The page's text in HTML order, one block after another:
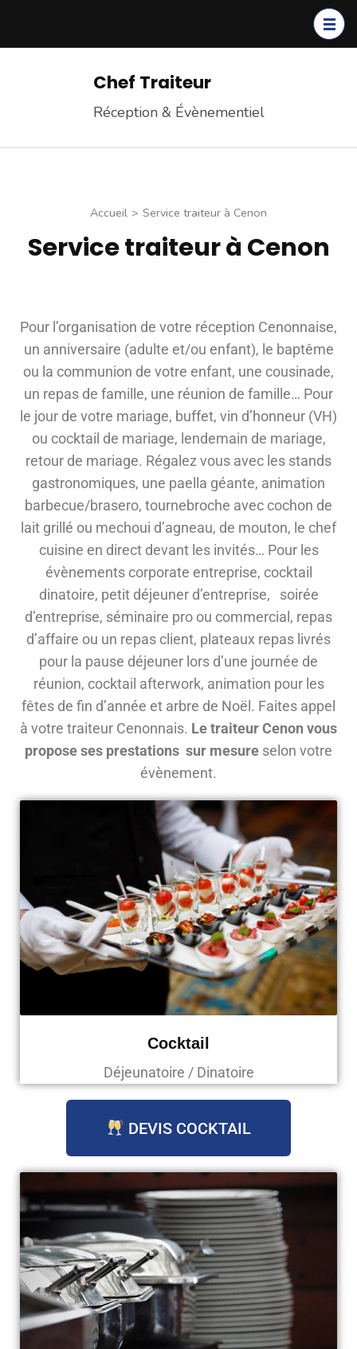
Chef Traiteur
Réception & Évènementiel
Accueil > Service traiteur à Cenon
Service traiteur à Cenon
Pour l’organisation de votre réception Cenonnaise,
un anniversaire (adulte et/ou enfant), le baptême
ou la communion de votre enfant, une cousinade,
un repas de famille, une réunion de famille… Pour
le jour de votre mariage, buffet, vin d’honneur (VH)
ou cocktail de mariage, lendemain de mariage,
retour de mariage. Régalez vous avec les stands
gastronomiques, une paella géante, animation
barbecue/brasero, tournebroche avec cochon de
lait grillé ou mechoui d’agneau, de mouton, le chef
cuisine en direct devant les invités… Pour les
évènements corporate entreprise, cocktail
dinatoire, petit déjeuner d’entreprise, soirée
d’entreprise, séminaire pro ou commercial, repas
d’affaire ou un repas client, plateaux repas livrés
pour la pause déjeuner lors d’une journée de
réunion, cocktail afterwork, animation pour les
fêtes de fin d’année et arbre de Noël. Faites appel
à votre traiteur Cenonnais. Le traiteur Cenon vous
propose ses prestations sur mesure selon votre
évènement.
Cocktail
Déjeunatoire / Dinatoire
DEVIS COCKTAIL